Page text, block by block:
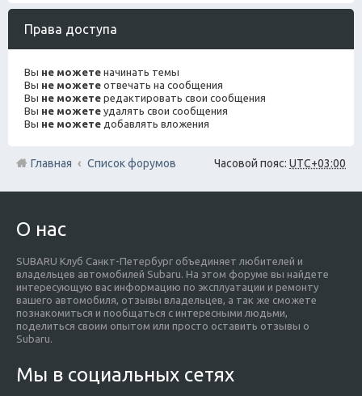
Права доступа
Вы не можете начинать темы
Вы не можете отвечать на сообщения
Вы не можете редактировать свои сообщения
Вы не можете удалять свои сообщения
Вы не можете добавлять вложения
Часовой пояс: UTC+03:00
Главная Список форумов
О нас
SUBARU Клуб Санкт-Петербург объединяет любителей и
владельцев автомобилей Subaru. На этом форуме вы найдете
интересующую вас информацию по эксплуатации и ремонту
вашего автомобиля, отзывы владельцев, а так же сможете
познакомиться и пообщаться с интересными людьми,
поделиться своим опытом или просто оставить отзывы о
Subaru.
Мы в социальных сетях